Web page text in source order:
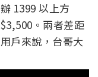
1399 以上方
。兩者差距
戶來說，台哥大